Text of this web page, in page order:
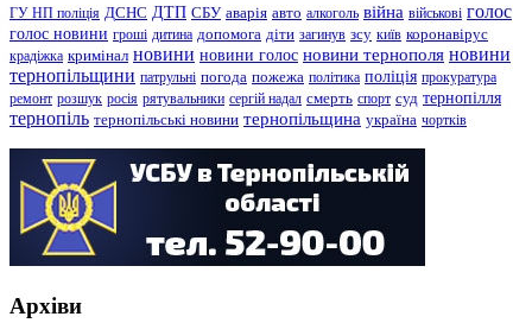
ГУ НП поліція ДСНС ДТП СБУ аварія авто алкоголь війна військові голос
голос новини гроші дитина допомога діти загинув зсу київ коронавірус
крадіжка кримінал новини новини голос новини тернополя новини
тернопільщини патрульні погода пожежа політика поліція прокуратура
ремонт розшук росія рятувальники сергій надал смерть спорт суд тернопілля
тернопіль тернопільські новини тернопільщина україна чортків
Архіви